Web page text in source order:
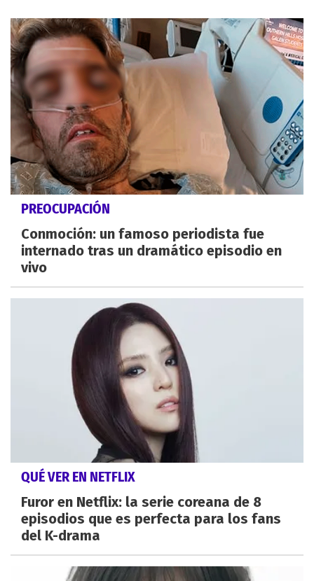
PREOCUPACIÓN
Conmoción: un famoso periodista fue
internado tras un dramático episodio en
vivo
QUÉ VER EN NETFLIX
Furor en Netflix: la serie coreana de 8
episodios que es perfecta para los fans
del K-drama